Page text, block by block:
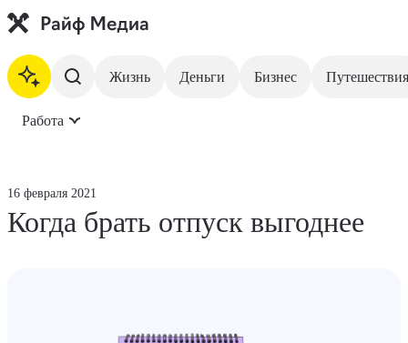
Жизнь Деньги Бизнес Путешествия
Работа
Деньги
16 февраля 2021
Когда брать отпуск выгоднее